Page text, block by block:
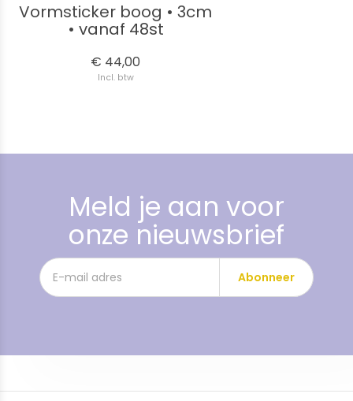
Vormsticker boog • 3cm
• vanaf 48st
€ 44,00
Incl. btw
Meld je aan voor
onze nieuwsbrief
Abonneer